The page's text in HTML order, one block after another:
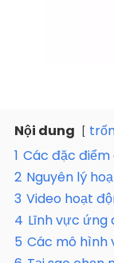
Nội dung
1 Các đặc
2 Nguyên lý
3 Video hoạt
4 Lĩnh vực ứng
5 Các mô hình